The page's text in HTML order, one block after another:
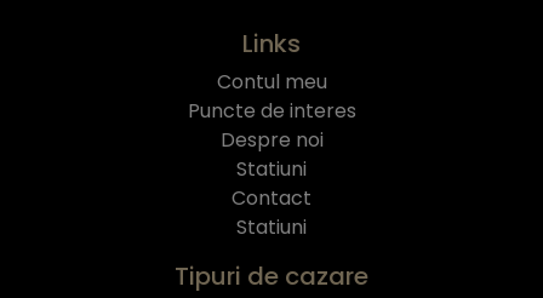
Links
Contul meu
Puncte de interes
Despre noi
Statiuni
Contact
Statiuni
Tipuri de cazare